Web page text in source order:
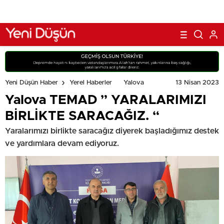
Yeni Düşün Haber Yerel Haberler Yalova 13 Nisan 2023
Yalova TEMAD ” YARALARIMIZI
BİRLİKTE SARACAĞIZ. “
Yaralarımızı birlikte saracağız diyerek başladığımız destek
ve yardımlara devam ediyoruz.